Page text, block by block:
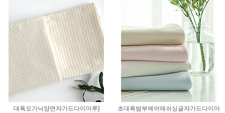
대폭오가닉양면쟈가드다이마루]
초대폭밤부에어매쉬싱글쟈가드다이마